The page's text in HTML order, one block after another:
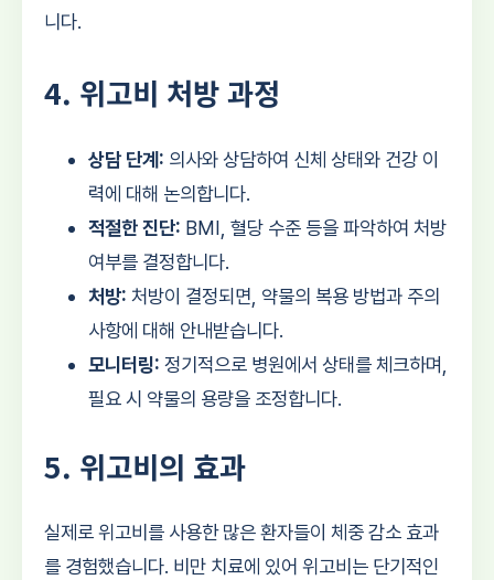
니다.
4. 위고비 처방 과정
상담 단계: 의사와 상담하여 신체 상태와 건강 이
력에 대해 논의합니다.
적절한 진단: BMI, 혈당 수준 등을 파악하여 처방
여부를 결정합니다.
처방: 처방이 결정되면, 약물의 복용 방법과 주의
사항에 대해 안내받습니다.
모니터링: 정기적으로 병원에서 상태를 체크하며,
필요 시 약물의 용량을 조정합니다.
5. 위고비의 효과
실제로 위고비를 사용한 많은 환자들이 체중 감소 효과
를 경험했습니다. 비만 치료에 있어 위고비는 단기적인